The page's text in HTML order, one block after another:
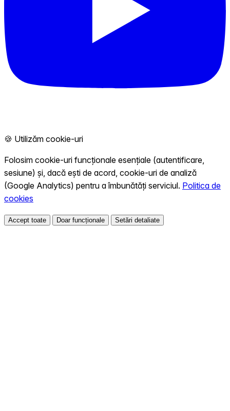
🍪 Utilizăm cookie-uri
Folosim cookie-uri funcționale esențiale (autentificare,
sesiune) și, dacă ești de acord, cookie-uri de analiză
(Google Analytics) pentru a îmbunătăți serviciul. Politica de
cookies
Accept toate Doar funcționale Setări detaliate